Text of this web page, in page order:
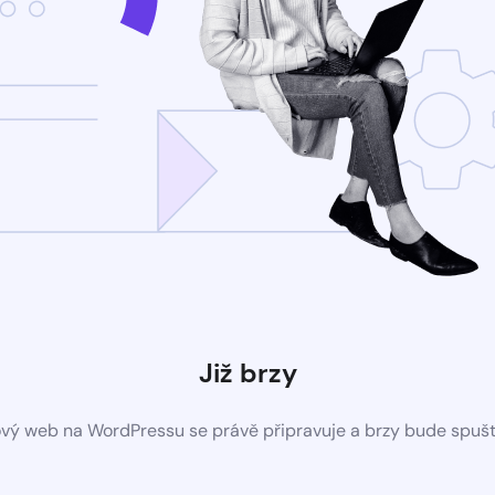
Již brzy
web na WordPressu se právě připravuje a brzy bude